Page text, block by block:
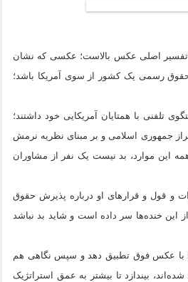
تفسیر اصلی عکس بالاست؛ عکسی که نشان
رسمی یک کشور از سوی آمریکا باشد؛
تلفنی با همتایان آمریکایی خود داشتند؛
جمهوری اسلامی و بر مبنای نظریه نرمش
همه این موارد، بد نیست یک نفر از مشاوران
و قول و قرارهای او درباره پذیرش حقوق
بترکاند؛ چرا که وزیر خارجه ایالات متحده آمریکا در نشست ایران و گروه 1+5 هم از این خنده‌ها سر داده است و شاید بد نباشد
را با عکس فوق تطبیق دهد و سپس نگاهی هم
بیندازد تا بیشتر به عمق استراتژیک